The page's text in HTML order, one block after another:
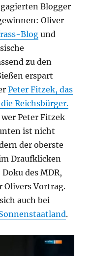
Blogger
Oliver
Blogund
zu den
erspart
Peter Fitzek, das
Reichsbürger.
Peter Fitzek
ist nicht
der oberste
Draufklicken
des MDR,
Olivers Vortrag.
auch bei
.